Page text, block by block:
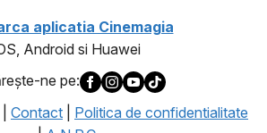
aplicatia Cinemagia
Android si Huawei
ne pe:
Contact
Politica de confidentialitate